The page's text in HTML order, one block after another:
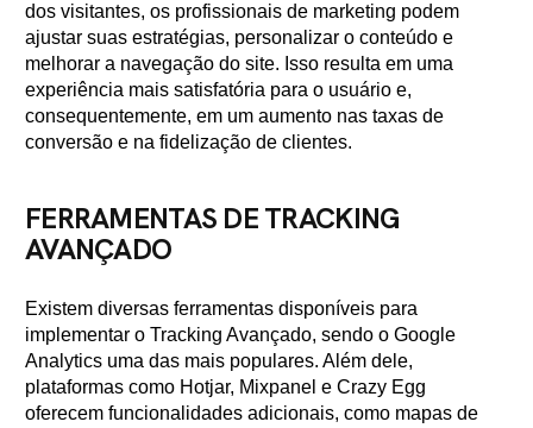
dos visitantes, os profissionais de marketing podem
ajustar suas estratégias, personalizar o conteúdo e
melhorar a navegação do site. Isso resulta em uma
experiência mais satisfatória para o usuário e,
consequentemente, em um aumento nas taxas de
conversão e na fidelização de clientes.
FERRAMENTAS DE TRACKING
AVANÇADO
Existem diversas ferramentas disponíveis para
implementar o Tracking Avançado, sendo o Google
Analytics uma das mais populares. Além dele,
plataformas como Hotjar, Mixpanel e Crazy Egg
oferecem funcionalidades adicionais, como mapas de